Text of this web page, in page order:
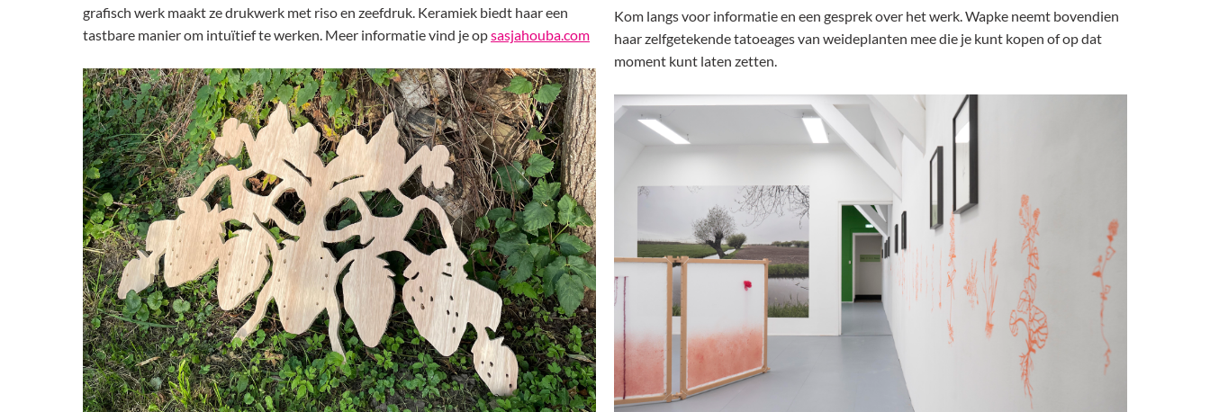
grafisch werk maakt ze drukwerk met riso en zeefdruk. Keramiek biedt haar een
tastbare manier om intuïtief te werken. Meer informatie vind je opsasjahouba.com
Kom langs voor informatie en een gesprek over het werk. Wapke neemt bovendien
haar zelfgetekende tatoeages van weideplanten mee die je kunt kopen of op dat
moment kunt laten zetten.